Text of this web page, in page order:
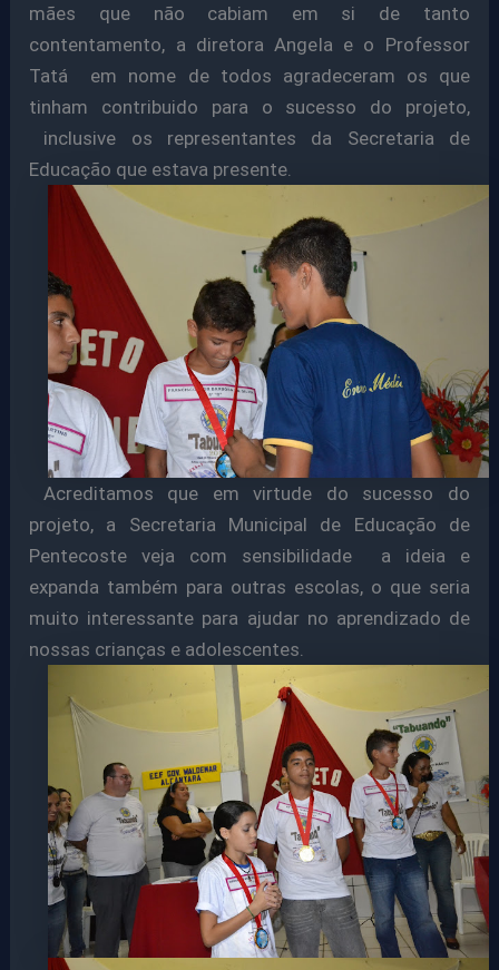
mães que não cabiam em si de tanto
contentamento, a diretora Angela e o Professor
Tatá em nome de todos agradeceram os que
tinham contribuido para o sucesso do projeto,
inclusive os representantes da Secretaria de
Educação que estava presente.
Acreditamos que em virtude do sucesso do
projeto, a Secretaria Municipal de Educação de
Pentecoste veja com sensibilidade a ideia e
expanda também para outras escolas, o que seria
muito interessante para ajudar no aprendizado de
nossas crianças e adolescentes.